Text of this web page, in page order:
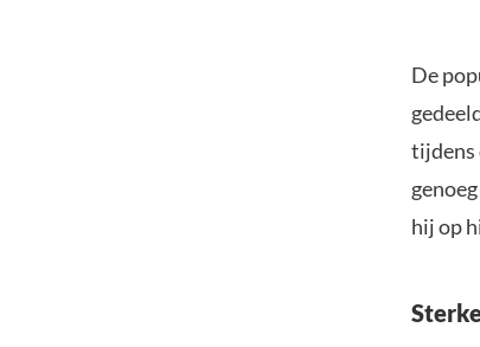
De
tijdens
hij op